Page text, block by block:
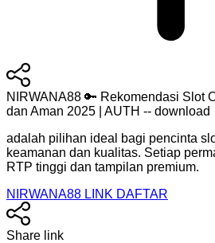
NIRWANA88 🔑 Rekomendasi Slot
dan Aman 2025 | AUTH -- download
adalah pilihan ideal bagi pencinta
keamanan dan kualitas. Setiap
RTP tinggi dan tampilan premium.
NIRWANA88 LINK DAFTAR
Share link